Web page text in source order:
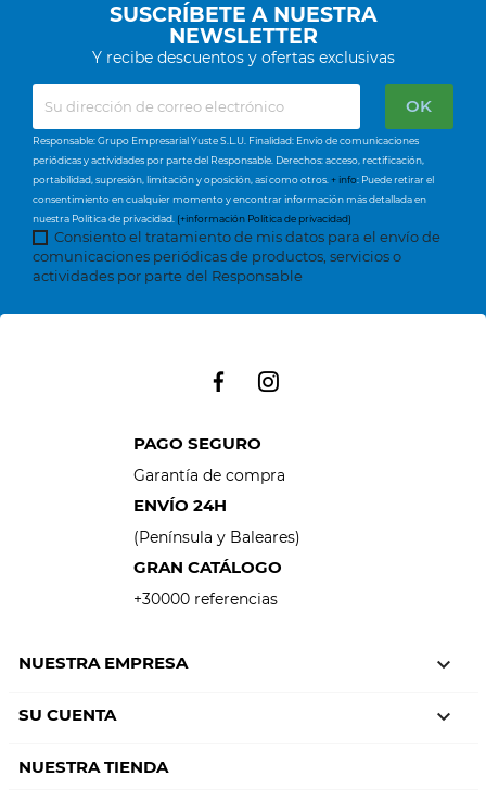
SUSCRÍBETE A NUESTRA
NEWSLETTER
Y recibe descuentos y ofertas exclusivas
Responsable: Grupo Empresarial Yuste S.L.U. Finalidad: Envío de comunicaciones
periódicas y actividades por parte del Responsable. Derechos: acceso, rectificación,
portabilidad, supresión, limitación y oposición, así como otros. + info: Puede retirar el
consentimiento en cualquier momento y encontrar información más detallada en
nuestra Política de privacidad. (+información Política de privacidad)
Consiento el tratamiento de mis datos para el envío de
comunicaciones periódicas de productos, servicios o
actividades por parte del Responsable
PAGO SEGURO
Garantía de compra
ENVÍO 24H
(Península y Baleares)
GRAN CATÁLOGO
+30000 referencias
NUESTRA EMPRESA 
SU CUENTA 
NUESTRA TIENDA